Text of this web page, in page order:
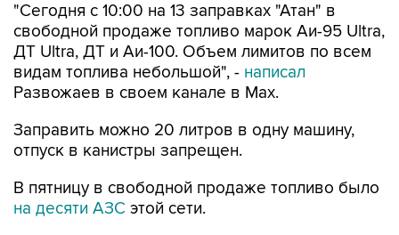
"Сегодня с 10:00 на 13 заправках "Атан" в
свободной продаже топливо марок Аи-95 Ultra,
ДТ Ultra, ДТ и Аи-100. Объем лимитов по всем
видам топлива небольшой", - написал
Развожаев в своем канале в Max.
Заправить можно 20 литров в одну машину,
отпуск в канистры запрещен.
В пятницу в свободной продаже топливо было
на десяти АЗС этой сети.